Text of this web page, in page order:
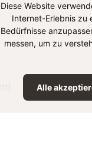
Diese Website
Internet-Erlebnis zu
Bedürfnisse
messen, um zu
Alle